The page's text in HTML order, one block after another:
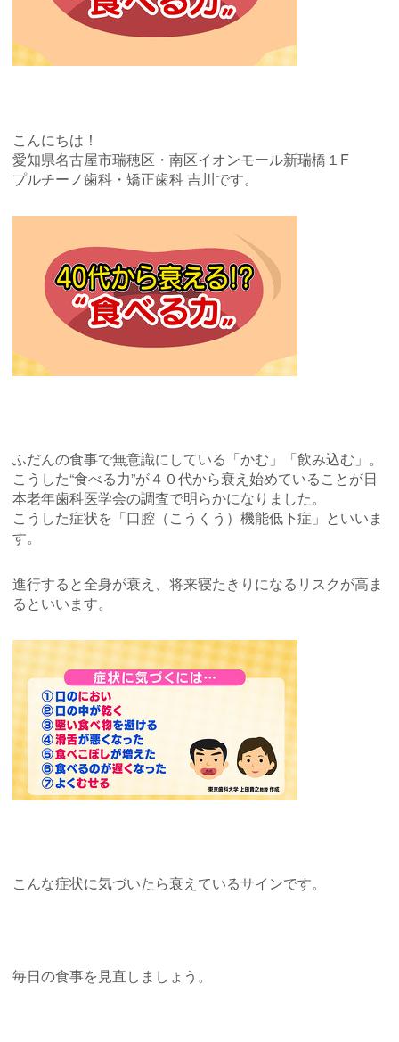
こんにちは！
愛知県名古屋市瑞穂区・南区イオンモール新瑞橋１ F
プルチーノ歯科・矯正歯科 吉川です。
ふだんの食事で無意識にしている「かむ」「飲み込む」。
こうした“食べる力”が４０代から衰え始めていることが日
本老年歯科医学会の調査で明らかになりました。
こうした症状を「口腔（こうくう）機能低下症」といいま
す。
進行すると全身が衰え、将来寝たきりになるリスクが高ま
るといいます。
こんな症状に気づいたら衰えているサインです。
毎日の食事を見直しましょう。